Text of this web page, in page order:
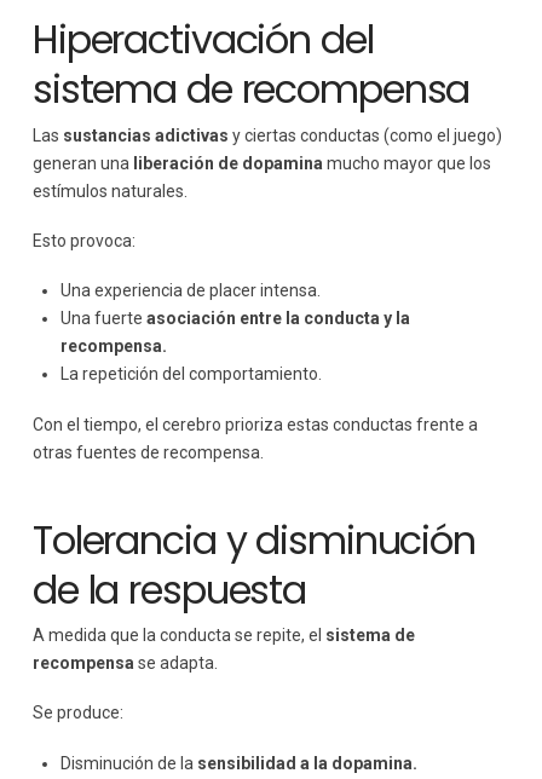
Hiperactivación del
sistema de recompensa
Las sustancias adictivas y ciertas conductas (como el juego)
generan una liberación de dopamina mucho mayor que los
estímulos naturales.
Esto provoca:
Una experiencia de placer intensa.
Una fuerteasociación entre la conducta y la
recompensa.
La repetición del comportamiento.
Con el tiempo, el cerebro prioriza estas conductas frente a
otras fuentes de recompensa.
Tolerancia y disminución
de la respuesta
A medida que la conducta se repite, el sistema de
recompensa se adapta.
Se produce:
Disminución de la sensibilidad a la dopamina.